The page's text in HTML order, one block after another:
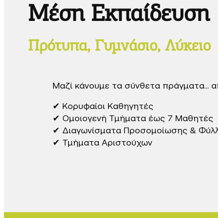
Μέση Εκπαίδευση
Πρότυπα, Γυμνάσιο, Λύκειο
Μαζί κάνουμε τα σύνθετα πράγματα…
✔ Κορυφαίοι Καθηγητές
✔ Ομοιογενή Τμήματα έως 7 Μαθητές
✔ Διαγωνίσματα Προσομοίωσης &
✔ Τμήματα Αριστούχων